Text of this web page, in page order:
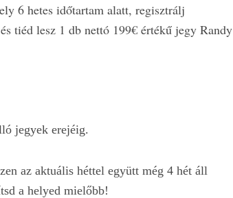
6 hetes időtartam alatt, regisztrálj
tiéd lesz 1 db nettó 199€ értékű jegy Randy
jegyek erejéig.
az aktuális héttel együtt még 4 hét áll
a helyed mielőbb!